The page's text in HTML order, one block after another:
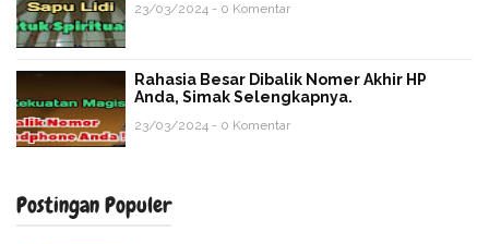
23/03/2024 - 0 Komentar
Rahasia Besar Dibalik Nomer Akhir HP
Anda, Simak Selengkapnya.
23/03/2024 - 0 Komentar
Postingan Populer